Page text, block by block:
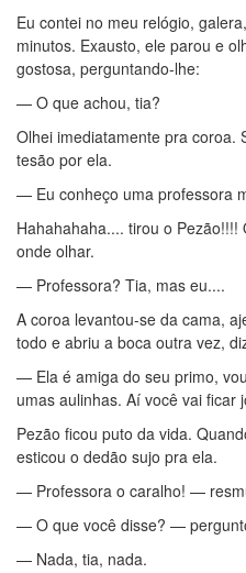
Eu contei no meu relógio,
minutos. Exausto, ele parou e
gostosa, perguntando-lhe:
— O que achou, tia?
Olhei imediatamente pra coroa.
tesão por ela.
— Eu conheço uma professora
Hahahahaha.... tirou o
onde olhar.
— Professora? Tia, mas eu....
A coroa levantou-se da cama,
todo e abriu a boca outra vez,
— Ela é amiga do seu primo,
umas aulinhas. Aí você vai ficar
Pezão ficou puto da vida.
esticou o dedão sujo pra ela.
— Professora o caralho! —
— O que você disse? —
— Nada, tia, nada.